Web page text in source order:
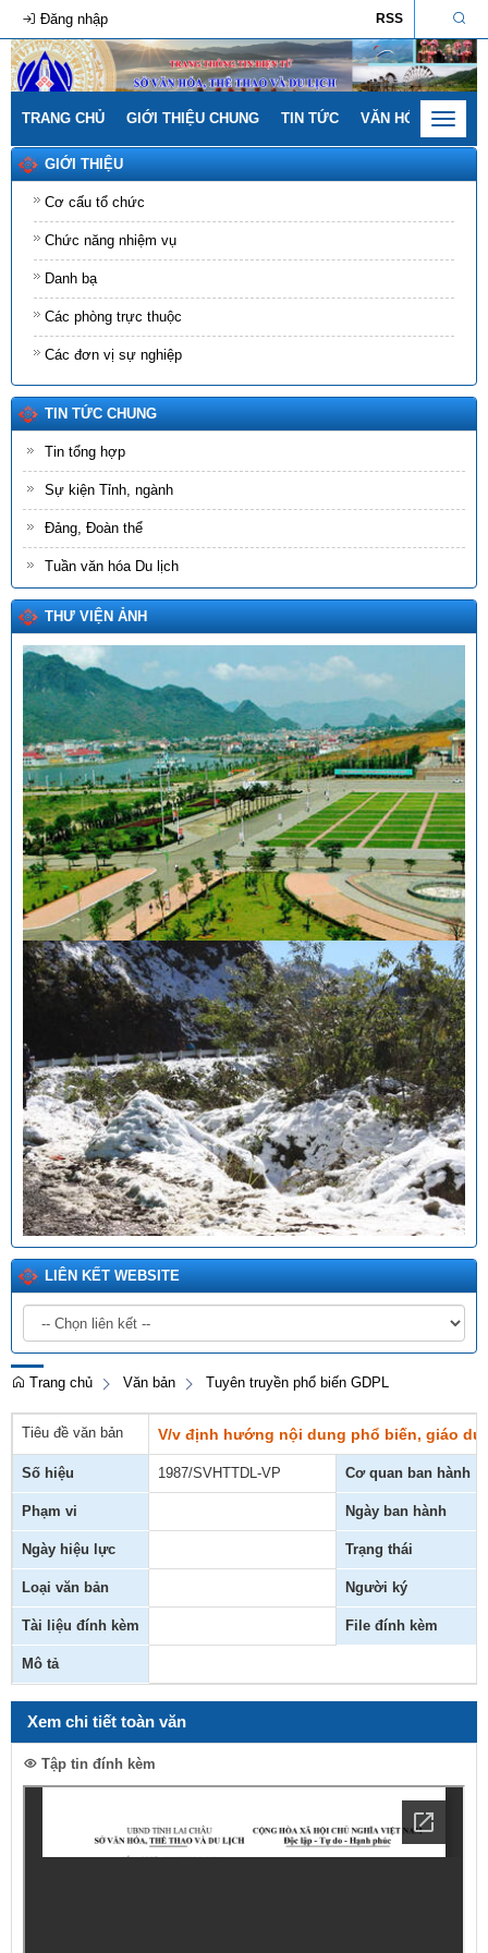
RSS
Đăng nhập
TRANG CHỦ GIỚI THIỆU CHUNG TIN TỨC VĂN HÓA - GIA
Toggle
GIỚI THIỆU
Cơ cấu tổ chức
Chức năng nhiệm vụ
Danh bạ
Các phòng trực thuộc
Các đơn vị sự nghiệp
TIN TỨC CHUNG
Tin tổng hợp
Sự kiện Tỉnh, ngành
Đảng, Đoàn thể
Tuần văn hóa Du lịch
THƯ VIỆN ẢNH
LIÊN KẾT WEBSITE
Trang chủ Văn bản Tuyên truyền phổ biến GDPL
Tiêu đề văn bản V/v định hướng nội dung phổ biến, giáo
Số hiệu 1987/SVHTTDL-VP Cơ quan ban hành
Phạm vi Ngày ban hành
Ngày hiệu lực Trạng thái
Loại văn bản Người ký
Tài liệu đính kèm File đính kèm
Mô tả
Xem chi tiết toàn văn
Tập tin đính kèm